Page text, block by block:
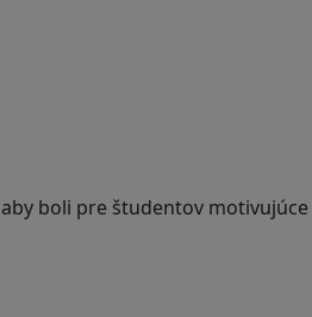
boli pre študentov